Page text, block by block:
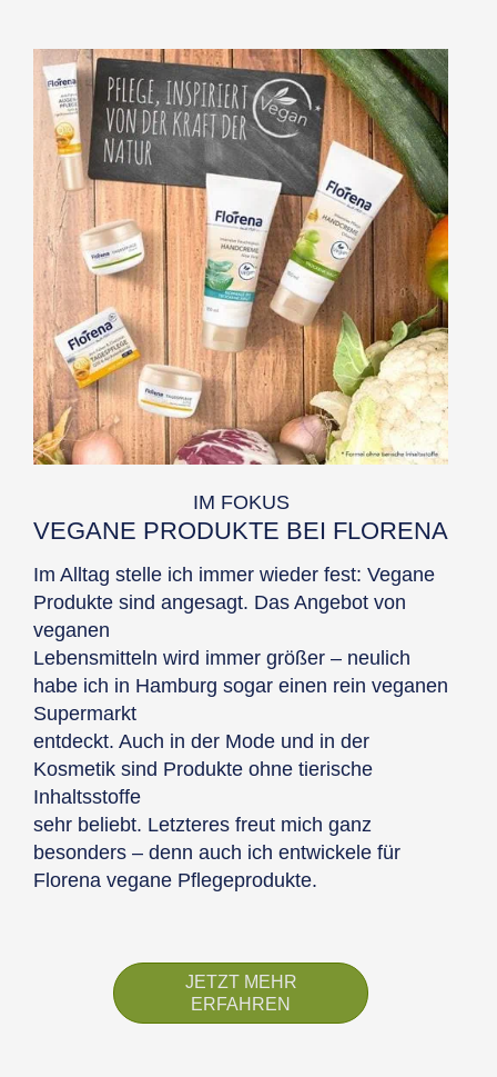
IM FOKUS
VEGANE PRODUKTE BEI FLORENA
Im Alltag stelle ich immer wieder fest: Vegane
Produkte sind angesagt. Das Angebot von
veganen
Lebensmitteln wird immer größer – neulich
habe ich in Hamburg sogar einen rein veganen
Supermarkt
entdeckt. Auch in der Mode und in der
Kosmetik sind Produkte ohne tierische
Inhaltsstoffe
sehr beliebt. Letzteres freut mich ganz
besonders – denn auch ich entwickele für
Florena vegane Pflegeprodukte.
JETZT MEHR
ERFAHREN